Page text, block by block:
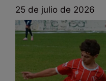
25 de julio de 2026